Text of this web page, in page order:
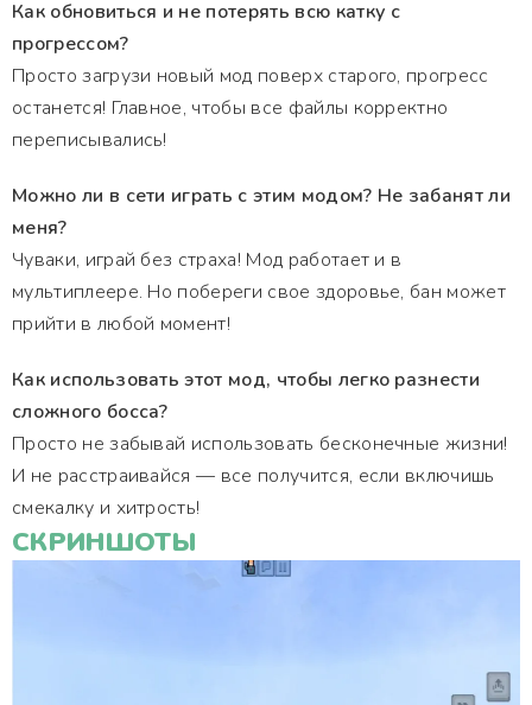
Как обновиться и не потерять всю катку с
прогрессом?
Просто загрузи новый мод поверх старого, прогресс
останется! Главное, чтобы все файлы корректно
переписывались!
Можно ли в сети играть с этим модом? Не забанят ли
меня?
Чуваки, играй без страха! Мод работает и в
мультиплеере. Но побереги свое здоровье, бан может
прийти в любой момент!
Как использовать этот мод, чтобы легко разнести
сложного босса?
Просто не забывай использовать бесконечные жизни!
И не расстраивайся — все получится, если включишь
смекалку и хитрость!
СКРИНШОТЫ